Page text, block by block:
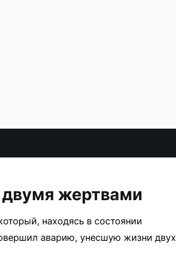
жертвами
находясь в состоянии
аварию, унесшую жизни двух